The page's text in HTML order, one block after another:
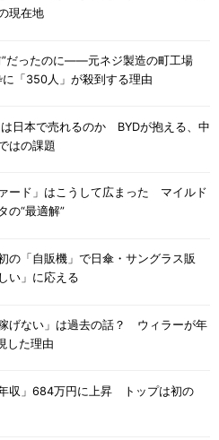
現在地
”だったのに――元ネジ製造の町工場
「350人」が殺到する理由
日本で売れるのか BYDが抱える、中
はの課題
ァード」はこうして広まった マイルド
の“最適解”
の「自販機」で日傘・サングラス販
い」に応える
稼げない」は過去の話？ ウィラーが年
した理由
年収」684万円に上昇 トップは初の